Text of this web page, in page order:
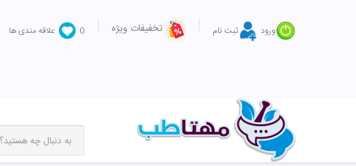
ورود ثبت نام تخفیفات ویژه 0 علاقه مندی ها